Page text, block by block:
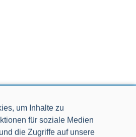
um Inhalte zu
für soziale Medien
die Zugriffe auf unsere